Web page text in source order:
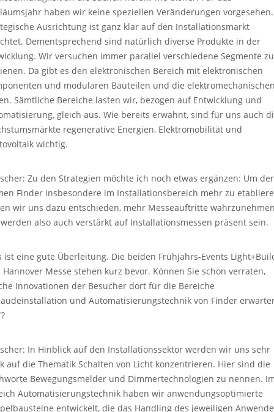
haben wir keine speziellen Veränderungen
Ausrichtung ist ganz klar auf den Installationsmarkt
Dementsprechend sind natürlich diverse Produkte in der
Wir versuchen immer parallel verschiedene Segmente zu
Da gibt es den elektronischen Bereich mit elektronischen
und modularen Bauteilen und die
Sämtliche Bereiche lasten wir, bezogen auf Entwicklung und
gleich aus. Wie bereits erwähnt, sind für uns auch
regenerative Energien, Elektromobilität und
wichtig.
Zu den Strategien möchte ich noch etwas ergänzen: Um
Finder insbesondere im Installationsbereich mehr zu
wir uns dazu entschieden, mehr Messeauftritte
also auch verstärkt auf Installationsmessen präsent sein.
ist eine gute Überleitung. Die beiden Frühjahrs-Events
Messe stehen kurz bevor. Können Sie schon verraten,
Innovationen der Besucher dort für die Bereiche
und Automatisierungstechnik von Finder
In Hinblick auf den Installationssektor werden wir uns sehr
auf die Thematik Schalten von Licht konzentrieren. Hier sind die
Bewegungsmelder und Dimmertechnologien zu nennen.
Automatisierungstechnik haben wir anwendungsoptimierte
entwickelt, die das Handling des jeweiligen